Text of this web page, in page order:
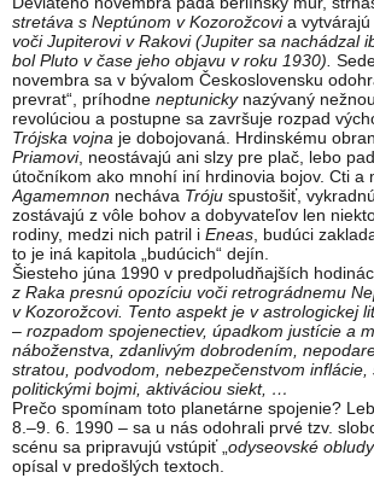
stretáva s Neptúnom v Kozorožcovia vytvárajú
voči Jupiterovi v Rakovi (Jupiter sa nachádzal
bol Pluto v čase jeho objavu v roku 1930).
novembra sa v bývalom Československu
prevrat“, príhodne neptunickynazývaný
revolúciou a postupne sa završuje rozpad
Trójska vojna je dobojovaná. Hrdinskému
Priamovi, neostávajú ani slzy pre plač, lebo
útočníkom ako mnohí iní hrdinovia bojov. Cti a
Agamemnon necháva Tróju spustošiť,
zostávajú z vôle bohov a dobyvateľov len
rodiny, medzi nich patril i Eneas , budúci
to je iná kapitola „budúcich“ dejín.
Šiesteho júna 1990 v predpoludňajších
z Raka presnú opozíciu voči retrográdnemu
v Kozorožcovi. Tento aspekt je v astrologickej
– rozpadom spojenectiev, úpadkom justície a
náboženstva, zdanlivým dobrodením,
stratou, podvodom, nebezpečenstvom inflácie,
politickými bojmi, aktiváciou siekt, …
Prečo spomínam toto planetárne spojenie?
8.–9. 6. 1990 – sa u nás odohrali prvé tzv.
scénu sa pripravujú vstúpiť „ odyseovské obludy
opísal v predošlých textoch.